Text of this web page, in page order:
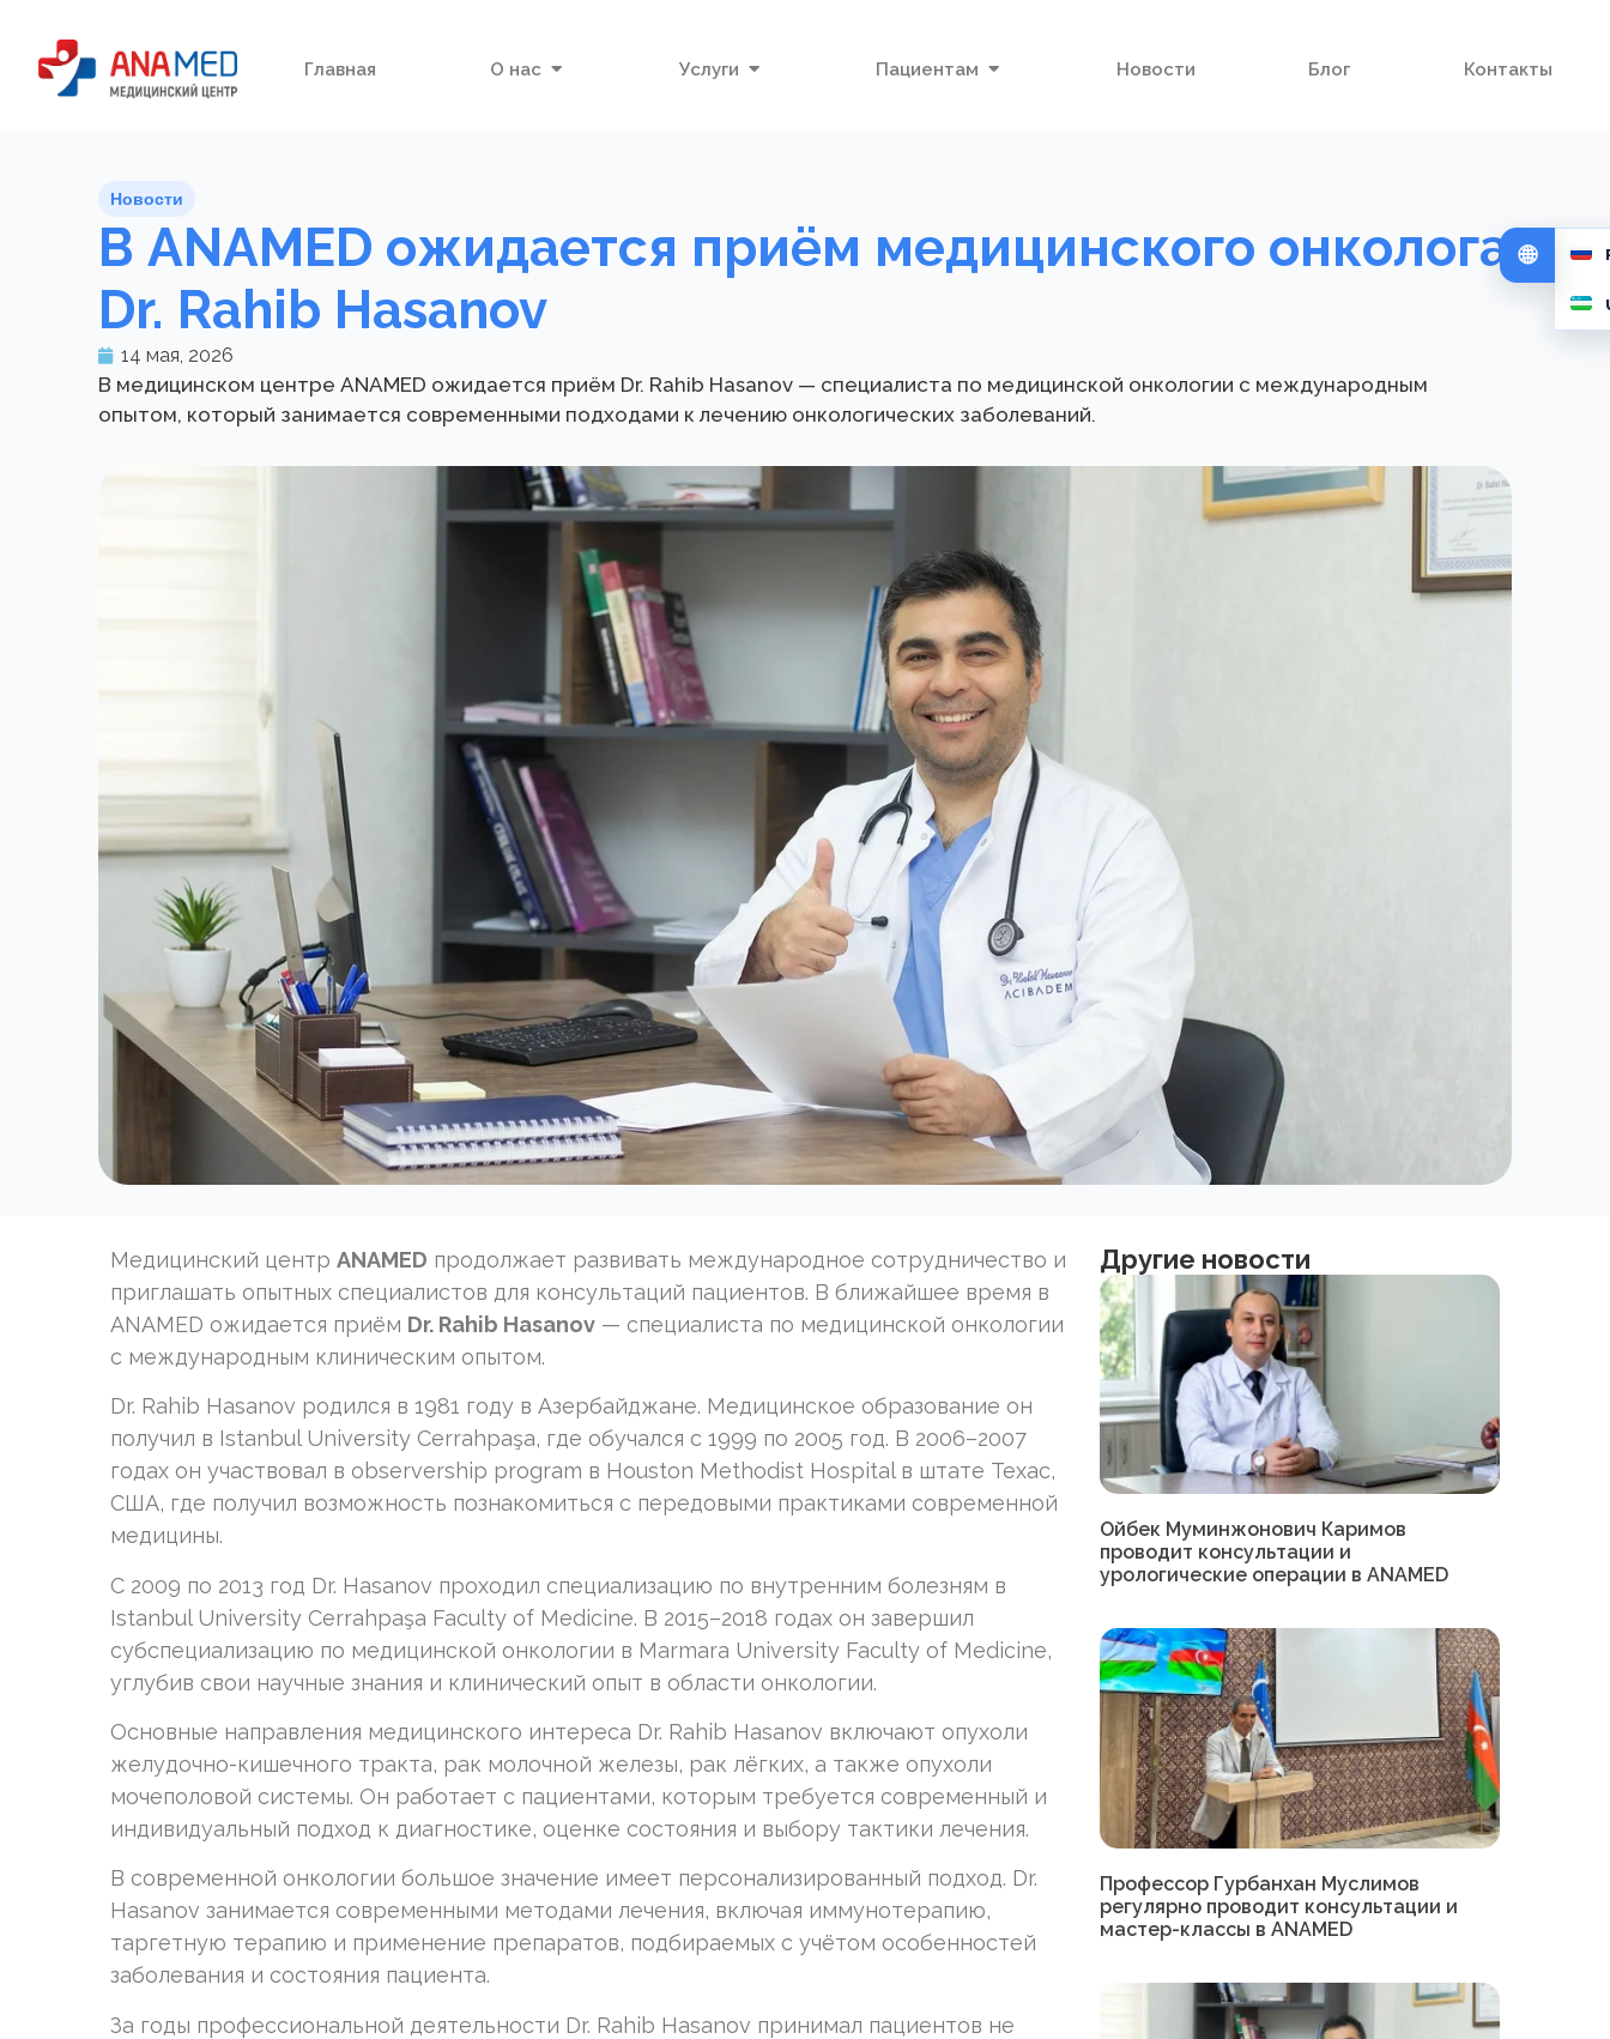
Главная О нас Услуги Пациентам Новости Блог Контакты
Новости
В ANAMED ожидается приём медицинского онколога
Dr. Rahib Hasanov
14 мая, 2026
В медицинском центре ANAMED ожидается приём Dr. Rahib Hasanov — специалиста по медицинской онкологии с международным
опытом, который занимается современными подходами к лечению онкологических заболеваний.
Медицинский центр ANAMED продолжает развивать международное сотрудничество и
приглашать опытных специалистов для консультаций пациентов. В ближайшее время в
ANAMED ожидается приём Dr. Rahib Hasanov — специалиста по медицинской онкологии
с международным клиническим опытом.
Dr. Rahib Hasanov родился в 1981 году в Азербайджане. Медицинское образование он
получил в Istanbul University Cerrahpaşa, где обучался с 1999 по 2005 год. В 2006–2007
годах он участвовал в observership program в Houston Methodist Hospital в штате Техас,
США, где получил возможность познакомиться с передовыми практиками современной
медицины.
С 2009 по 2013 год Dr. Hasanov проходил специализацию по внутренним болезням в
Istanbul University Cerrahpaşa Faculty of Medicine. В 2015–2018 годах он завершил
субспециализацию по медицинской онкологии в Marmara University Faculty of Medicine,
углубив свои научные знания и клинический опыт в области онкологии.
Основные направления медицинского интереса Dr. Rahib Hasanov включают опухоли
желудочно-кишечного тракта, рак молочной железы, рак лёгких, а также опухоли
мочеполовой системы. Он работает с пациентами, которым требуется современный и
индивидуальный подход к диагностике, оценке состояния и выбору тактики лечения.
В современной онкологии большое значение имеет персонализированный подход. Dr.
Hasanov занимается современными методами лечения, включая иммунотерапию,
таргетную терапию и применение препаратов, подбираемых с учётом особенностей
заболевания и состояния пациента.
За годы профессиональной деятельности Dr. Rahib Hasanov принимал пациентов не
Другие новости
Ойбек Муминжонович Каримов
проводит консультации и
урологические операции в ANAMED
Профессор Гурбанхан Муслимов
регулярно проводит консультации и
мастер-классы в ANAMED